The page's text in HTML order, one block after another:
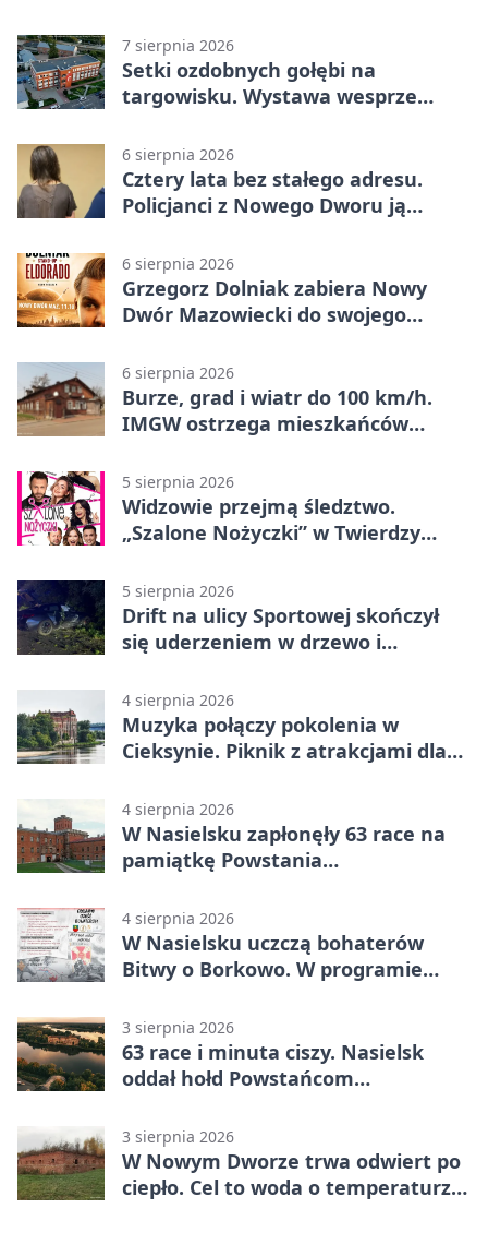
7 sierpnia 2026
Setki ozdobnych gołębi na
targowisku. Wystawa wesprze
6 sierpnia 2026
Cztery lata bez stałego adresu.
Policjanci z Nowego Dworu ją
6 sierpnia 2026
Grzegorz Dolniak zabiera Nowy
Dwór Mazowiecki do swojego
6 sierpnia 2026
Burze, grad i wiatr do 100 km/h.
IMGW ostrzega mieszkańców
5 sierpnia 2026
Widzowie przejmą śledztwo.
„Szalone Nożyczki” w Twierdzy
5 sierpnia 2026
Drift na ulicy Sportowej skończył
się uderzeniem w drzewo i
4 sierpnia 2026
Muzyka połączy pokolenia w
Cieksynie. Piknik z atrakcjami dla
4 sierpnia 2026
W Nasielsku zapłonęły 63 race na
pamiątkę Powstania
4 sierpnia 2026
W Nasielsku uczczą bohaterów
Bitwy o Borkowo. W programie
3 sierpnia 2026
63 race i minuta ciszy. Nasielsk
oddał hołd Powstańcom
3 sierpnia 2026
W Nowym Dworze trwa odwiert po
ciepło. Cel to woda o temperaturze